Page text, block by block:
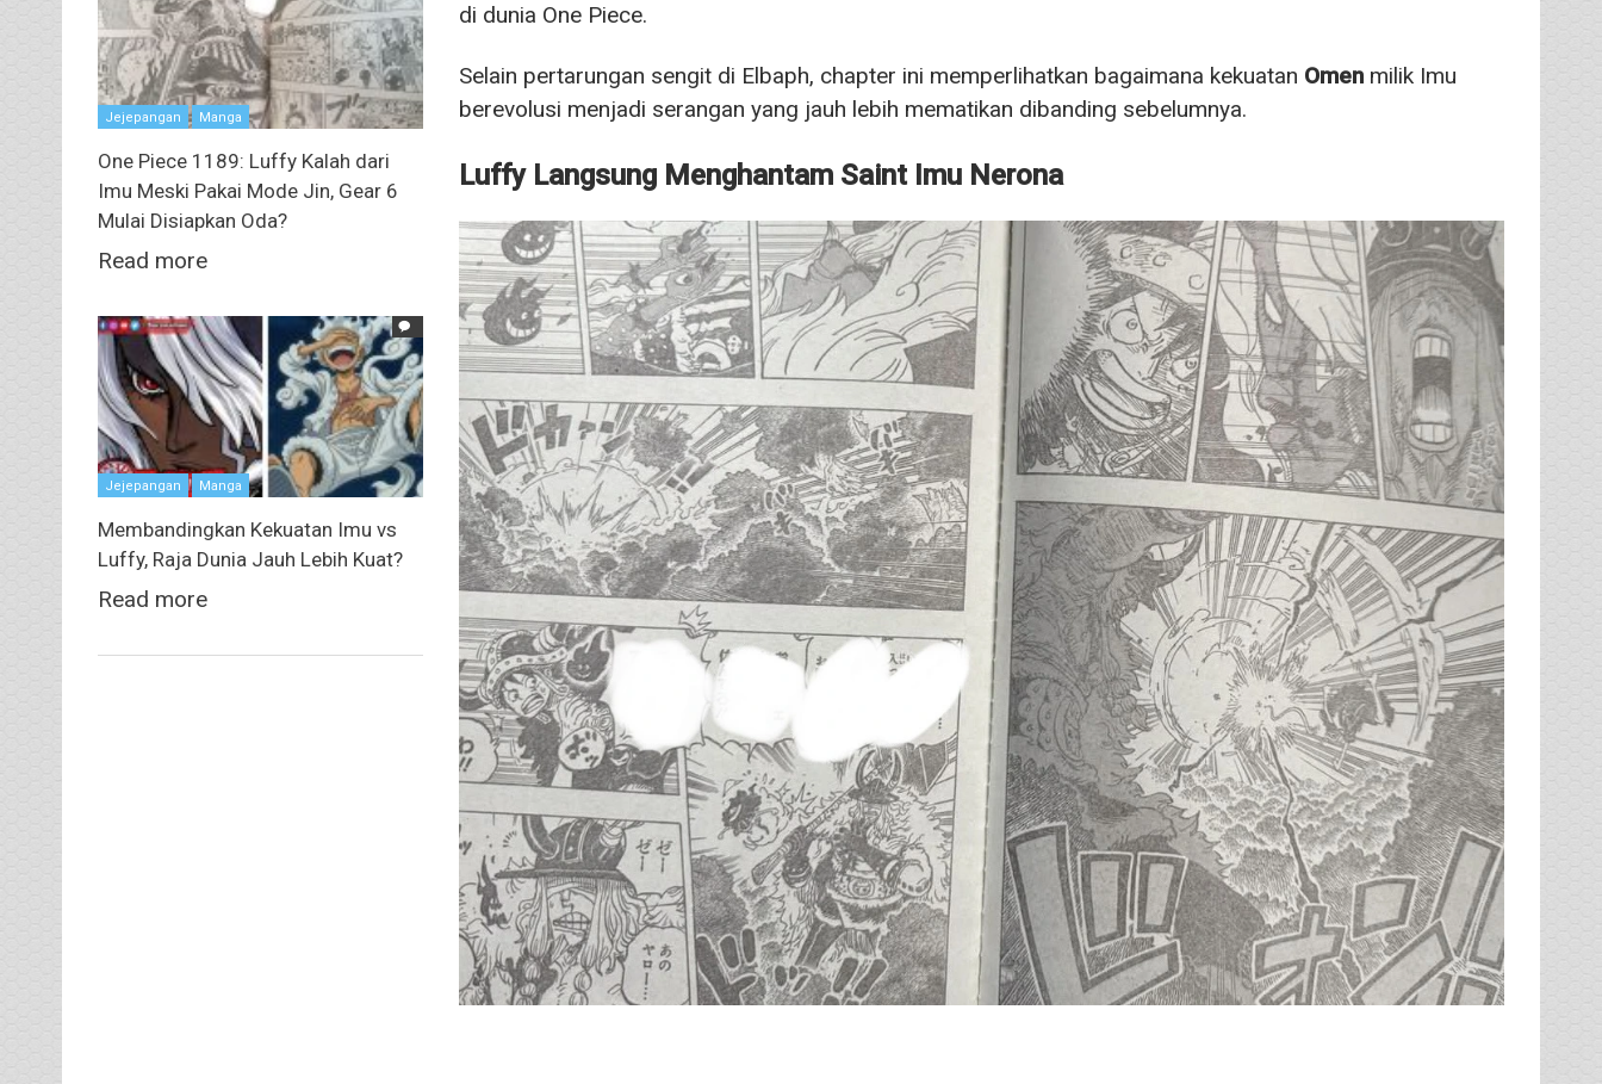
di dunia One Piece.
Selain pertarungan sengit di Elbaph, chapter ini memperlihatkan bagaimana kekuatan Omenmilik Imu
berevolusi menjadi serangan yang jauh lebih mematikan dibanding sebelumnya.
Luffy Langsung Menghantam Saint Imu Nerona
Jejepangan Manga
One Piece 1189: Luffy Kalah dari
Imu Meski Pakai Mode Jin, Gear 6
Mulai Disiapkan Oda?
Read more
Jejepangan Manga
Membandingkan Kekuatan Imu vs
Luffy, Raja Dunia Jauh Lebih Kuat?
Read more